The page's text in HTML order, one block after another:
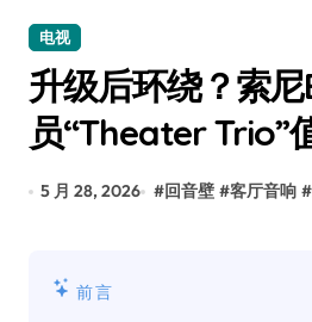
电视
升级后环绕？索
员“Theater Trio”
5 月 28, 2026 #回音壁 #客厅音响 #
前言